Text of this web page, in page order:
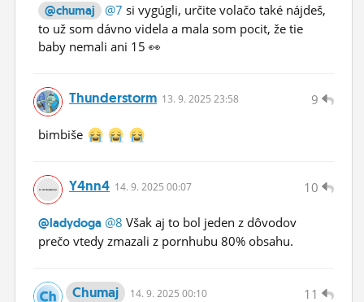
@chumaj @7 si vygúgli, určite volačo také nájdeš,
to už som dávno videla a mala som pocit, že tie
baby nemali ani 15 👀
9
Thunderstorm 13. 9. 2025 23:58
bimbiše
10
Y4nn4 14. 9. 2025 00:07
@ladydoga @8 Však aj to bol jeden z dôvodov
prečo vtedy zmazali z pornhubu 80% obsahu.
11
Chumaj 14. 9. 2025 00:10